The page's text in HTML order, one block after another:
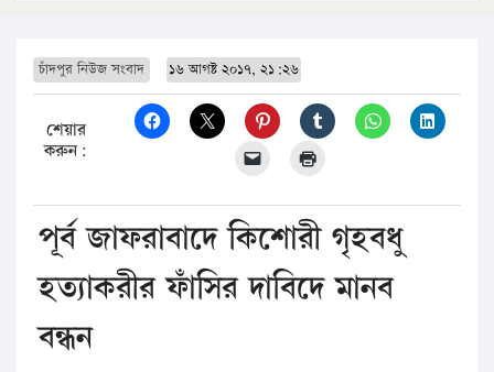
চাঁদপুর নিউজ সংবাদ ১৬ আগষ্ট ২০১৭, ২১:২৬
শেয়ার
করুন:
পূর্ব জাফরাবাদে কিশোরী গৃহবধু
হত্যাকরীর ফাঁসির দাবিদে মানব
বন্ধন